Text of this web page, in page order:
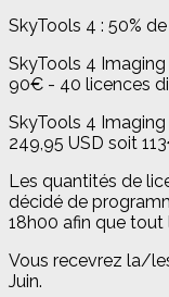
SkyTools 4 : 50%
SkyTools 4
90€ - 40 licences
SkyTools 4 Imaging
249,95 USD soit
Les quantités de
décidé de
18h00 afin que tout
Vous recevrez la/
Juin.